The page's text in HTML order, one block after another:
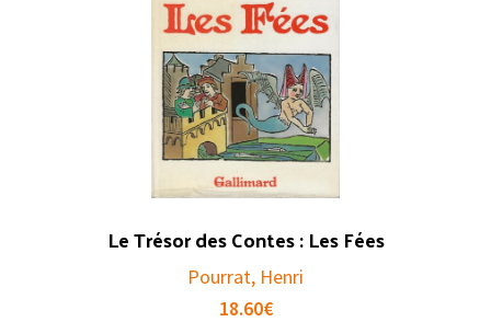
Le Trésor des Contes : Les Fées
Pourrat, Henri
18.60€